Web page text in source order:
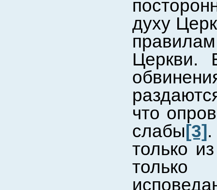
духу
Церкви.
что
слабы [3]
только